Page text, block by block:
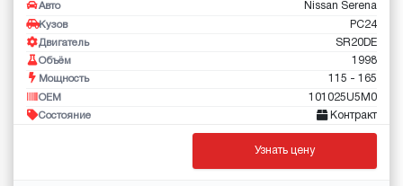
Авто Nissan Serena
Кузов PC24
Двигатель SR20DE
Объём 1998
Мощность 115 - 165
OEM 101025U5M0
Состояние Контракт
Узнать цену